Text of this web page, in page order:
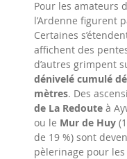
Pour les amateurs
l’Ardenne figurent
Certaines
affichent des
d’autres grimpent
dénivelé cumulé
mètres. Des
de La Redoute à
ou le Mur de Huy
de 19 %) sont
pèlerinage pour les